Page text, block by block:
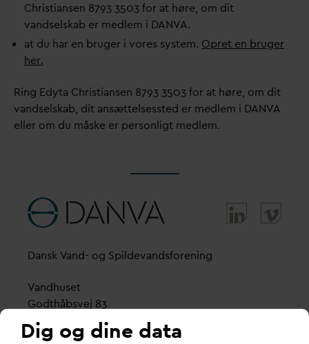
Christiansen 8793 3503 for at høre, om dit
vandselskab er medlem i DANVA.
at du har en bruger i vores system. Opret en bruger
her.
Ring Edyta Christiansen 8793 3503 for at høre, om dit
vandselskab, dit ansættelsessted er medlem i DANVA
eller om du måske er personligt medlem.
Dansk Vand- og Spildevandsforening
Vandhuset
Godthåbsvej 83
8660 Skanderborg
Dig og dine data